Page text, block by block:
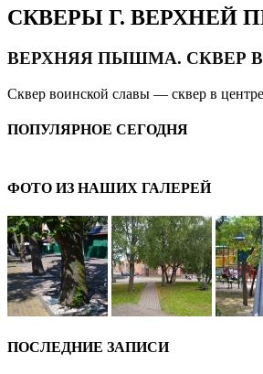
СКВЕРЫ Г.
ВЕРХНЯЯ ПЫШМА. СКВЕР
Сквер воинской славы — сквер в
ПОПУЛЯРНОЕ СЕГОДНЯ
ФОТО ИЗ НАШИХ ГАЛЕРЕЙ
ПОСЛЕДНИЕ ЗАПИСИ